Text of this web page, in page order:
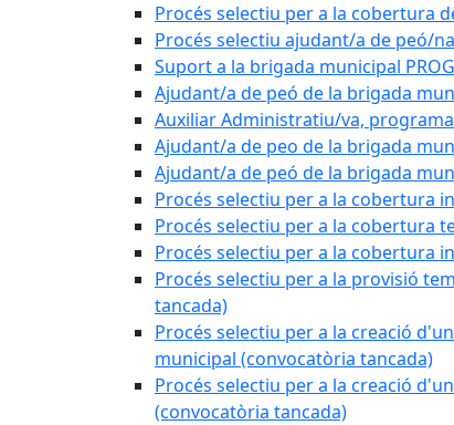
Procés selectiu per a la cobertura
Procés selectiu ajudant/a de peó/
Suport a la brigada municipal
Ajudant/a de peó de la brigada
Auxiliar Administratiu/va,
Ajudant/a de peo de la brigada
Ajudant/a de peó de la brigada
Procés selectiu per a la cobertura
Procés selectiu per a la cobertura
Procés selectiu per a la cobertura
Procés selectiu per a la provisió
tancada)
Procés selectiu per a la creació
municipal (convocatòria tancada)
Procés selectiu per a la creació
(convocatòria tancada)